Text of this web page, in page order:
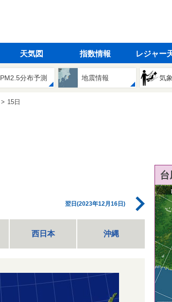
天気図 指数情報 レジャー
PM2.5分布予測 地震情報 気
15日
翌日(2023年12月16日)
西日本 沖縄